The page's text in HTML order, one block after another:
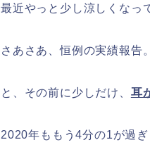
最近やっと少し涼しくなっ
さあさあ、恒例の実績報告。
と、その前に少しだけ、 耳
2020年ももう4分の1が過ぎ